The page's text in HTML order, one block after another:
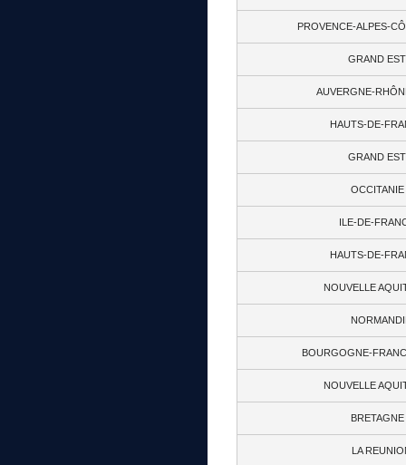
PROVENCE-ALPES-
GRAND
AUVERGNE-
HAUTS-DE-
GRAND
OCCITANIE
ILE-DE-
HAUTS-DE-
NOUVELLE
BOURGOGNE-
NOUVELLE
BRETAGNE
LA